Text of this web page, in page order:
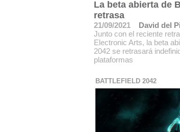
La beta abierta de
retrasa
21/09/2021
David del
Junto con el reciente
Electronic Arts, la beta
2042 se retrasará
plataformas
BATTLEFIELD 2042